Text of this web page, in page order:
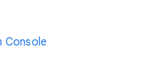
Console